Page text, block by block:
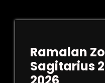
Ramalan
Sagitarius